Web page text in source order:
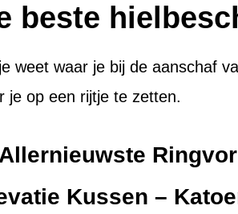
beste
weet waar je bij de aanschaf
je op een rijtje te zetten.
Kussen –